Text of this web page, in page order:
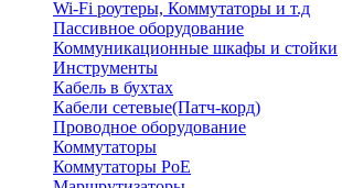
Wi-Fi роутеры, Коммутаторы и т.д
Пассивное оборудование
Коммуникационные шкафы и стойки
Инструменты
Кабель в бухтах
Кабели сетевые(Патч-корд)
Проводное оборудование
Коммутаторы
Коммутаторы PoE